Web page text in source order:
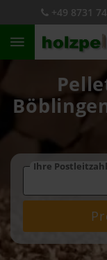
+49 8731
Ihre Postleitzahl